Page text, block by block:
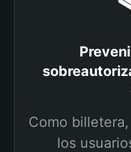
Como
los